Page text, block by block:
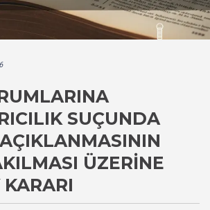
SUÇUNDA
ÜZERINE
KARARI